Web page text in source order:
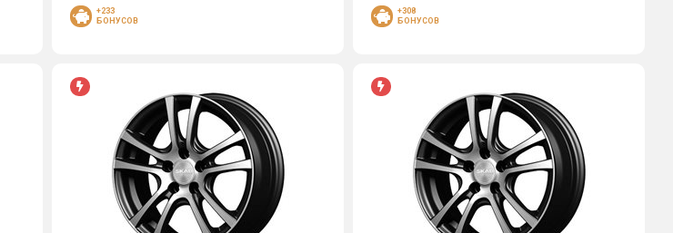
+233
БОНУСОВ
+308
БОНУСОВ